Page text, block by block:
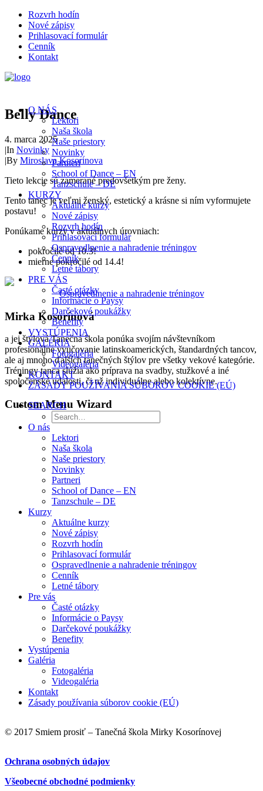
Rozvrh hodín
Nové zápisy
Prihlasovací formulár
Cenník
Kontakt
O NÁS
Lektori
Naša škola
Naše priestory
Novinky
Partneri
School of Dance – EN
Tanzschule – DE
KURZY
Aktuálne kurzy
Nové zápisy
Rozvrh hodín
Prihlasovací formulár
Ospravedlnenie a nahradenie tréningov
Cenník
Letné tábory
PRE VÁS
Časté otázky
Informácie o Paysy
Darčekové poukážky
Benefity
VYSTÚPENIA
GALÉRIA
Fotogaléria
Videogaléria
KONTAKT
ZÁSADY POUŽÍVANIA SÚBOROV COOKIE (EÚ)
SEARCH
Belly Dance
4. marca 2025
|In Novinky
|By Miroslava Kosorinova
Tieto lekcie sú zamerané predovšetkým pre ženy.
Tento tanec je veľmi ženský, estetický a krásne si ním vyformujete
postavu!
Ponúkame kurzy v aktuálnych úrovniach:
pokročilé od 10.3!
mierne pokročilé od 14.4!
Ospravedlnenie a nahradenie tréningov
Mirka Kosorínová
a jej štýlová Tanečná škola ponúka svojím návštevníkom
profesionálne vyučovanie latinskoamerických, štandardných tancov,
ale aj mnoho ďalších tanečných štýlov pre všetky vekové kategórie.
Tréningy tanca slúžia ako príprava na svadby, stužkové a iné
spoločenské udalosti, či už individuálne alebo kolektívne.
Custom Menu Wizard
O nás
Lektori
Naša škola
Naše priestory
Novinky
Partneri
School of Dance – EN
Tanzschule – DE
Kurzy
Aktuálne kurzy
Nové zápisy
Rozvrh hodín
Prihlasovací formulár
Ospravedlnenie a nahradenie tréningov
Cenník
Letné tábory
Pre vás
Časté otázky
Informácie o Paysy
Darčekové poukážky
Benefity
Vystúpenia
Galéria
Fotogaléria
Videogaléria
Kontakt
Zásady používania súborov cookie (EÚ)
© 2017 Smiem prosiť – Tanečná škola Mirky Kosorínovej
Ochrana osobných údajov
Všeobecné obchodné podmienky